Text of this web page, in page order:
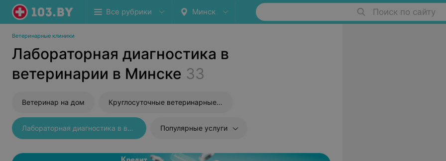
Все рубрики Минск Поиск по сайту
Ветеринарные клиники
Лабораторная диагностика в
ветеринарии в Минске 33
Ветеринар на дом Круглосуточные ветеринарные клиники
Лабораторная диагностика в ветеринарии Популярные услуги